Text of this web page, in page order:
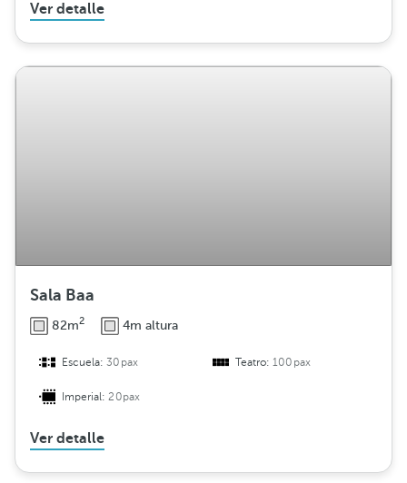
Ver detalle
Sala Baa
82m2 4m altura
Escuela:30pax Teatro:100pax
Imperial:20pax
Ver detalle